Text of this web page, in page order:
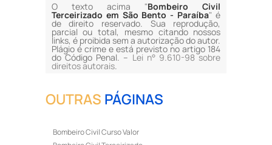
O texto acima "Bombeiro Civil
Terceirizado em São Bento - Paraíba" é
de direito reservado. Sua reprodução,
parcial ou total, mesmo citando nossos
links, é proibida sem a autorização do autor.
Plágio é crime e está previsto no artigo 184
do Código Penal. – Lei n° 9.610-98 sobre
direitos autorais.
OUTRAS PÁGINAS
Bombeiro Civil Curso Valor